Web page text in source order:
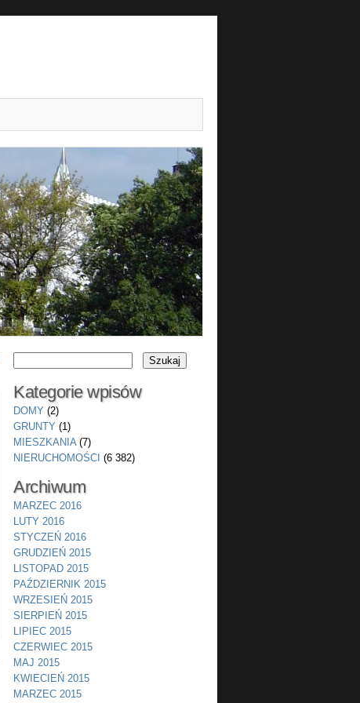
Kategorie wpisów
DOMY (2)
GRUNTY (1)
MIESZKANIA(7)
NIERUCHOMOŚCI (6 382)
Archiwum
MARZEC 2016
LUTY 2016
STYCZEŃ 2016
GRUDZIEŃ 2015
LISTOPAD 2015
PAŹDZIERNIK 2015
WRZESIEŃ 2015
SIERPIEŃ 2015
LIPIEC 2015
CZERWIEC 2015
MAJ 2015
KWIECIEŃ 2015
MARZEC 2015